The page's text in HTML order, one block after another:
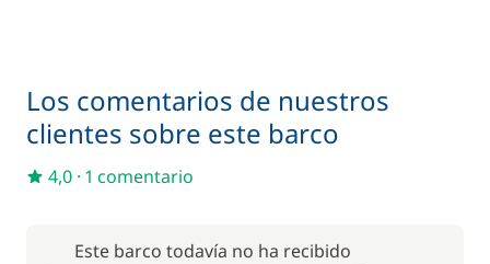
Incluido en el precio
—
Los comentarios de nuestros
clientes sobre este barco
4,0 · 1 comentario
Este barco todavía no ha recibido